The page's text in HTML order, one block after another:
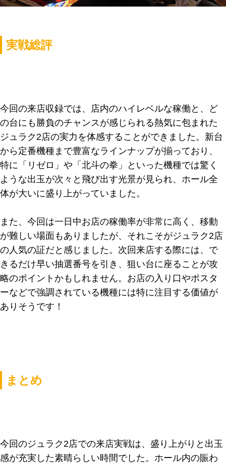
実戦総評
今回の来店収録では、店内のハイレベルな稼働と、ど
の台にも勝負のチャンスが感じられる熱気に包まれた
ジュラク2店の実力を体感することができました。新台
から定番機種まで豊富なラインナップが揃っており、
特に「リゼロ」や「北斗の拳」といった機種では驚く
ような出玉が次々と飛び出す光景が見られ、ホール全
体が大いに盛り上がっていました。
また、今回は一日中お店の稼働率が非常に高く、移動
が難しい場面もありましたが、それこそがジュラク2店
の人気の証だと感じました。次回来店する際には、で
きるだけ早い抽選番号を引き、狙い台に座ることが攻
略のポイントかもしれません。お店の入り口やポスタ
ーなどで強調されている機種には特に注目する価値が
ありそうです！
まとめ
今回のジュラク2店での来店実戦は、盛り上がりと出玉
感が充実した素晴らしい時間でした。ホール内の賑わ